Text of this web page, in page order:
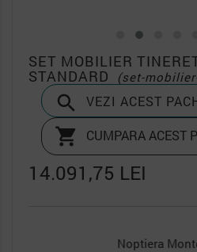
SET MOBILIER
STANDARD (set-
 VEZI ACEST
 CUMPARA ACEST
14.091,75 LEI
Cadru Pat